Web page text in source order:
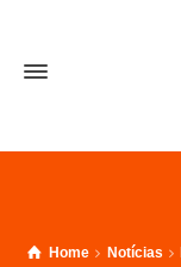
Home Notícias